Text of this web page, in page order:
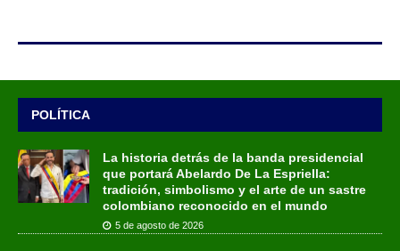
POLÍTICA
La historia detrás de la banda presidencial
que portará Abelardo De La Espriella:
tradición, simbolismo y el arte de un sastre
colombiano reconocido en el mundo
5 de agosto de 2026